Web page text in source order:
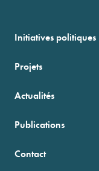
Initiatives politiques
Projets
Actualités
Publications
Contact